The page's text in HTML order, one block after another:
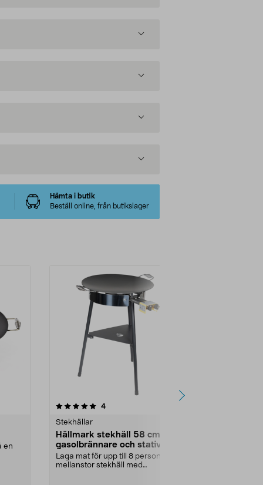
Hämta i butik
Beställ online, från butikslager
en
4recensioner
Stekhällar
Hällmark stekhäll 58 cm med
gasolbrännare och stativ
Laga mat för upp till 8 personer –
mellanstor stekhäll med
4.5 av 5 stjärnor